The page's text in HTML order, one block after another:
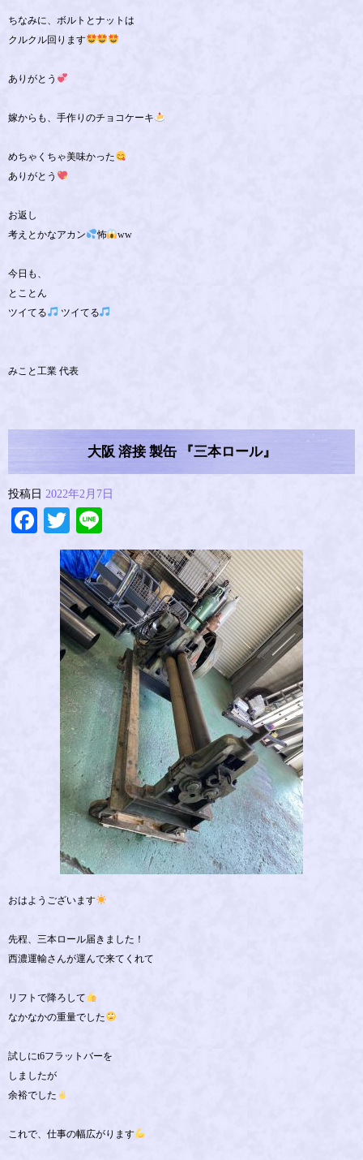
ちなみに、ボルトとナットは
クルクル回ります
ありがとう
嫁からも、手作りのチョコケーキ
めちゃくちゃ美味かった
ありがとう
お返し
考えとかなアカン
怖 ww
今日も、
とことん
ツイてる
ツイてる
みこと工業 代表
大阪 溶接 製缶 『三本ロール』
投稿日 2022年2月7日
Facebook
Twitter
おはようございます
先程、三本ロール届きました！
西濃運輸さんが運んで来てくれて
リフトで降ろして
なかなかの重量でした
試しにt6フラットバーを
しましたが
余裕でした
これで、仕事の幅広がります